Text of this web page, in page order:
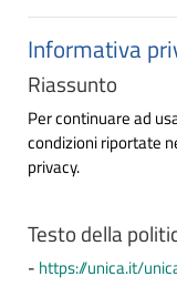
Informativa
Riassunto
Per continuare ad
condizioni riportate
privacy.
Testo della
- https://unica.it/